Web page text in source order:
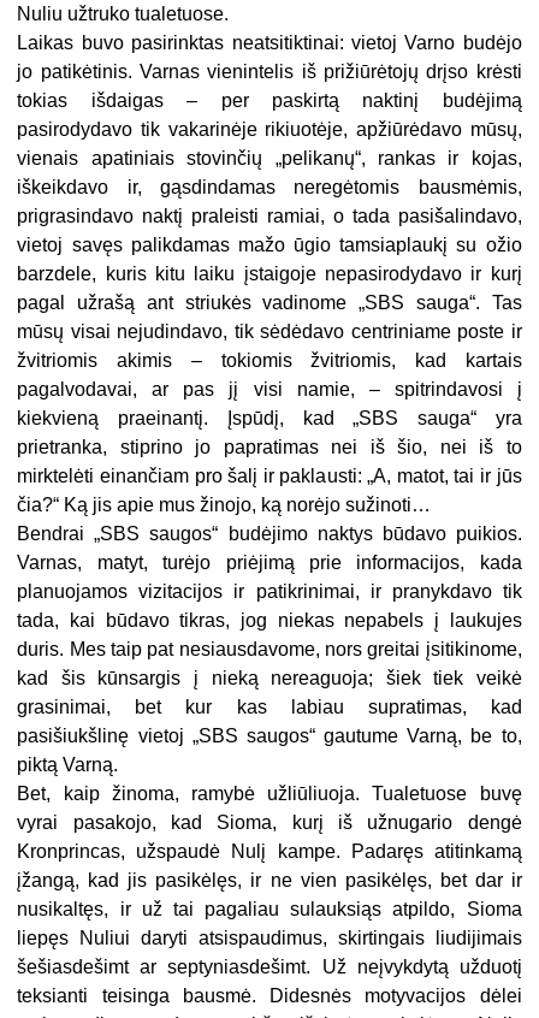
Nuliu užtruko tualetuose.
Laikas buvo pasirinktas neatsitiktinai: vietoj Varno budėjo
jo patikėtinis. Varnas vienintelis iš prižiūrėtojų drįso krėsti
tokias išdaigas – per paskirtą naktinį budėjimą
pasirodydavo tik vakarinėje rikiuotėje, apžiūrėdavo mūsų,
vienais apatiniais stovinčių „pelikanų“, rankas ir kojas,
iškeikdavo ir, gąsdindamas neregėtomis bausmėmis,
prigrasindavo naktį praleisti ramiai, o tada pasišalindavo,
vietoj savęs palikdamas mažo ūgio tamsiaplaukį su ožio
barzdele, kuris kitu laiku įstaigoje nepasirodydavo ir kurį
pagal užrašą ant striukės vadinome „SBS sauga“. Tas
mūsų visai nejudindavo, tik sėdėdavo centriniame poste ir
žvitriomis akimis – tokiomis žvitriomis, kad kartais
pagalvodavai, ar pas jį visi namie, – spitrindavosi į
kiekvieną praeinantį. Įspūdį, kad „SBS sauga“ yra
prietranka, stiprino jo papratimas nei iš šio, nei iš to
mirktelėti einančiam pro šalį ir paklausti: „A, matot, tai ir jūs
čia?“ Ką jis apie mus žinojo, ką norėjo sužinoti…
Bendrai „SBS saugos“ budėjimo naktys būdavo puikios.
Varnas, matyt, turėjo priėjimą prie informacijos, kada
planuojamos vizitacijos ir patikrinimai, ir pranykdavo tik
tada, kai būdavo tikras, jog niekas nepabels į laukujes
duris. Mes taip pat nesiausdavome, nors greitai įsitikinome,
kad šis kūnsargis į nieką nereaguoja; šiek tiek veikė
grasinimai, bet kur kas labiau supratimas, kad
pasišiukšlinę vietoj „SBS saugos“ gautume Varną, be to,
piktą Varną.
Bet, kaip žinoma, ramybė užliūliuoja. Tualetuose buvę
vyrai pasakojo, kad Sioma, kurį iš užnugario dengė
Kronprincas, užspaudė Nulį kampe. Padaręs atitinkamą
įžangą, kad jis pasikėlęs, ir ne vien pasikėlęs, bet dar ir
nusikaltęs, ir už tai pagaliau sulauksiąs atpildo, Sioma
liepęs Nuliui daryti atsispaudimus, skirtingais liudijimais
šešiasdešimt ar septyniasdešimt. Už neįvykdytą užduotį
teksianti teisinga bausmė. Didesnės motyvacijos dėlei